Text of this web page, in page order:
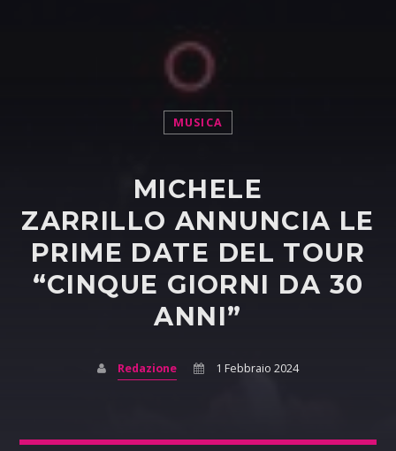
MUSICA
MICHELE
ZARRILLO ANNUNCIA LE
PRIME DATE DEL TOUR
“CINQUE GIORNI DA 30
ANNI”
Redazione 1 Febbraio 2024